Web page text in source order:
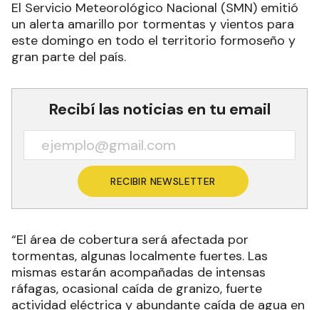
El Servicio Meteorológico Nacional (SMN) emitió
un alerta amarillo por tormentas y vientos para
gran parte del país.
Recibí las noticias en tu email
RECIBIR NEWSLETTER
“El área de cobertura será afectada por
tormentas, algunas localmente fuertes. Las
mismas estarán acompañadas de intensas